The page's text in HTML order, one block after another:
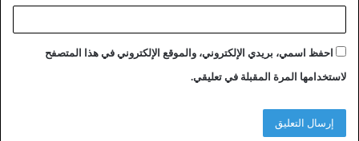
احفظ اسمي، بريدي الإلكتروني، والموقع الإلكتروني في هذا المتصفح
لاستخدامها المرة المقبلة في تعليقي.